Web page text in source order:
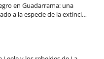
en Guadarrama: una
a la especie de la extinci…